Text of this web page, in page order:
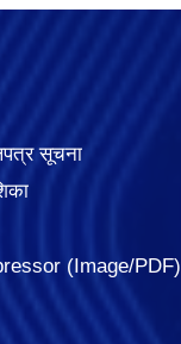
सूचना
(Image/PDF)